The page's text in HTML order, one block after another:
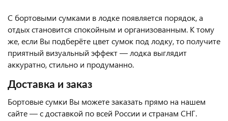
С бортовыми сумками в лодке появляется порядок, а
отдых становится спокойным и организованным. К тому
же, если Вы подберёте цвет сумок под лодку, то получите
приятный визуальный эффект — лодка выглядит
аккуратно, стильно и продуманно.
Доставка и заказ
Бортовые сумки Вы можете заказать прямо на нашем
сайте — с доставкой по всей России и странам СНГ.